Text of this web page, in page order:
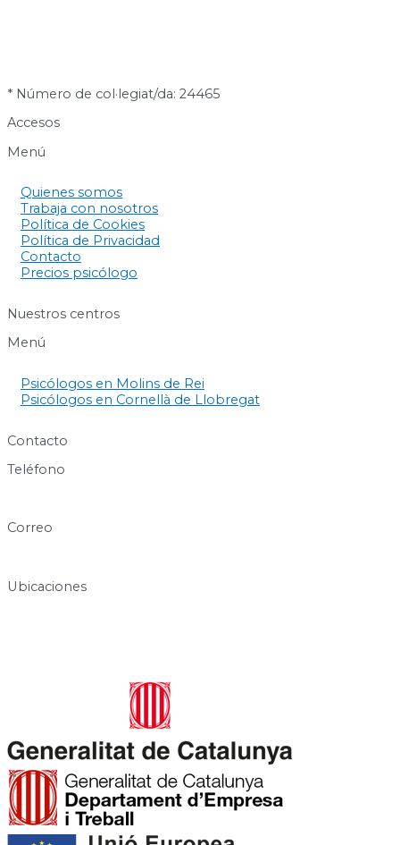
* Número de col·legiat/da: 24465
Accesos
Menú
Quienes somos
Trabaja con nosotros
Política de Cookies
Política de Privacidad
Contacto
Precios psicólogo
Nuestros centros
Menú
Psicólogos en Molins de Rei
Psicólogos en Cornellà de Llobregat
Contacto
Teléfono
Correo
Ubicaciones